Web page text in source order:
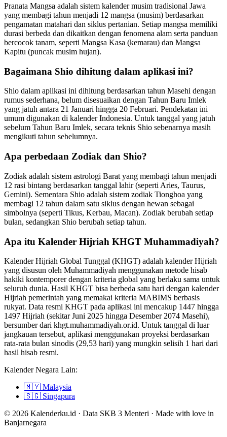
Pranata Mangsa adalah sistem kalender musim tradisional Jawa
yang membagi tahun menjadi 12 mangsa (musim) berdasarkan
pengamatan matahari dan siklus pertanian. Setiap mangsa memiliki
durasi berbeda dan dikaitkan dengan fenomena alam serta panduan
bercocok tanam, seperti Mangsa Kasa (kemarau) dan Mangsa
Kapitu (puncak musim hujan).
Bagaimana Shio dihitung dalam aplikasi ini?
Shio dalam aplikasi ini dihitung berdasarkan tahun Masehi dengan
rumus sederhana, belum disesuaikan dengan Tahun Baru Imlek
yang jatuh antara 21 Januari hingga 20 Februari. Pendekatan ini
umum digunakan di kalender Indonesia. Untuk tanggal yang jatuh
sebelum Tahun Baru Imlek, secara teknis Shio sebenarnya masih
mengikuti tahun sebelumnya.
Apa perbedaan Zodiak dan Shio?
Zodiak adalah sistem astrologi Barat yang membagi tahun menjadi
12 rasi bintang berdasarkan tanggal lahir (seperti Aries, Taurus,
Gemini). Sementara Shio adalah sistem zodiak Tionghoa yang
membagi 12 tahun dalam satu siklus dengan hewan sebagai
simbolnya (seperti Tikus, Kerbau, Macan). Zodiak berubah setiap
bulan, sedangkan Shio berubah setiap tahun.
Apa itu Kalender Hijriah KHGT Muhammadiyah?
Kalender Hijriah Global Tunggal (KHGT) adalah kalender Hijriah
yang disusun oleh Muhammadiyah menggunakan metode hisab
hakiki kontemporer dengan kriteria global yang berlaku sama untuk
seluruh dunia. Hasil KHGT bisa berbeda satu hari dengan kalender
Hijriah pemerintah yang memakai kriteria MABIMS berbasis
rukyat. Data resmi KHGT pada aplikasi ini mencakup 1447 hingga
1497 Hijriah (sekitar Juni 2025 hingga Desember 2074 Masehi),
bersumber dari khgt.muhammadiyah.or.id. Untuk tanggal di luar
jangkauan tersebut, aplikasi menggunakan proyeksi berdasarkan
rata-rata bulan sinodis (29,53 hari) yang mungkin selisih 1 hari dari
hasil hisab resmi.
Kalender Negara Lain:
🇲🇾 Malaysia
🇸🇬 Singapura
© 2026 Kalenderku.id · Data SKB 3 Menteri · Made with love in
Banjarnegara